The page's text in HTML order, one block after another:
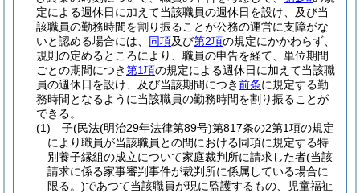
定による週休日に加えて当該職員の週休日を設け、及び当
該職員の勤務時間を割り振ることが公務の運営に支障がな
いと認める場合には、 同項及び第2項の規定にかかわらず、
規則の定めるところにより、職員の申告を経て、単位期間
ごとの期間につき第1項の規定による週休日に加えて当該職
員の週休日を設け、及び当該期間につき前条に規定する勤
務時間となるように当該職員の勤務時間を割り振ることが
できる。
(1)
子(民法(明治29年法律第89号)第817条の2第1項の規定
により職員が当該職員との間における同項に規定する特
別養子縁組の成立について家庭裁判所に請求した者(当該
請求に係る家事審判事件が裁判所に係属している場合に
限る。)であつて当該職員が現に監護するもの、児童福祉